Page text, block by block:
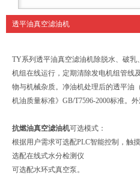
透平油真空滤油机
TY系列透平油真空滤油机除脱水、破
机组在线运行，定期清除发电机组管线
物与机械杂质。净油机处理后的透平油
机油质量标准》GB/T7596-2000标准。外
抗燃油真空滤油机可选模式：
根据用户需求可选配PLC智能控制，触
选配在线式水分检测仪
可选配水环式真空泵。